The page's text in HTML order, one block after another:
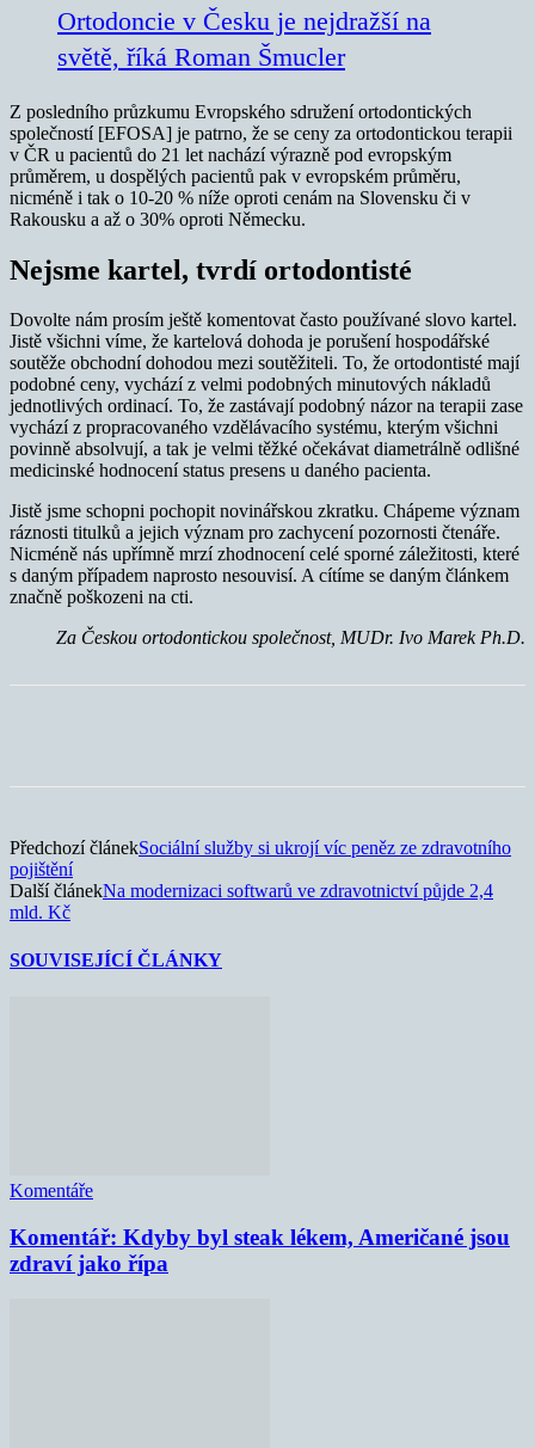
Ortodoncie v Česku je nejdražší na
světě, říká Roman Šmucler
Z posledního průzkumu Evropského sdružení ortodontických
společností [EFOSA] je patrno, že se ceny za ortodontickou terapii
v ČR u pacientů do 21 let nachází výrazně pod evropským
průměrem, u dospělých pacientů pak v evropském průměru,
nicméně i tak o 10-20 % níže oproti cenám na Slovensku či v
Rakousku a až o 30% oproti Německu.
Nejsme kartel, tvrdí ortodontisté
Dovolte nám prosím ještě komentovat často používané slovo kartel.
Jistě všichni víme, že kartelová dohoda je porušení hospodářské
soutěže obchodní dohodou mezi soutěžiteli. To, že ortodontisté mají
podobné ceny, vychází z velmi podobných minutových nákladů
jednotlivých ordinací. To, že zastávají podobný názor na terapii zase
vychází z propracovaného vzdělávacího systému, kterým všichni
povinně absolvují, a tak je velmi těžké očekávat diametrálně odlišné
medicinské hodnocení status presens u daného pacienta.
Jistě jsme schopni pochopit novinářskou zkratku. Chápeme význam
ráznosti titulků a jejich význam pro zachycení pozornosti čtenáře.
Nicméně nás upřímně mrzí zhodnocení celé sporné záležitosti, které
s daným případem naprosto nesouvisí. A cítíme se daným článkem
značně poškozeni na cti.
Za Českou ortodontickou společnost, MUDr. Ivo Marek Ph.D.
Předchozí článekSociální služby si ukrojí víc peněz ze zdravotního
pojištění
Další článekNa modernizaci softwarů ve zdravotnictví půjde 2,4
mld. Kč
SOUVISEJÍCÍ ČLÁNKY
Komentáře
Komentář: Kdyby byl steak lékem, Američané jsou
zdraví jako řípa